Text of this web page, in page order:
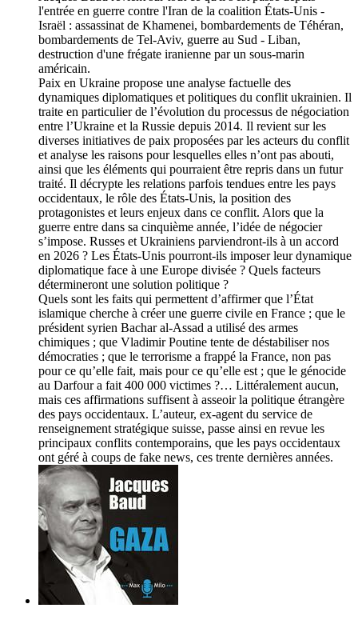
l'entrée en guerre contre l'Iran de la coalition États-Unis -
Israël : assassinat de Khamenei, bombardements de Téhéran,
bombardements de Tel-Aviv, guerre au Sud - Liban,
destruction d'une frégate iranienne par un sous-marin
américain.
Paix en Ukraine propose une analyse factuelle des
dynamiques diplomatiques et politiques du conflit ukrainien. Il
traite en particulier de l’évolution du processus de négociation
entre l’Ukraine et la Russie depuis 2014. Il revient sur les
diverses initiatives de paix proposées par les acteurs du conflit
et analyse les raisons pour lesquelles elles n’ont pas abouti,
ainsi que les éléments qui pourraient être repris dans un futur
traité. Il décrypte les relations parfois tendues entre les pays
occidentaux, le rôle des États-Unis, la position des
protagonistes et leurs enjeux dans ce conflit. Alors que la
guerre entre dans sa cinquième année, l’idée de négocier
s’impose. Russes et Ukrainiens parviendront-ils à un accord
en 2026 ? Les États-Unis pourront-ils imposer leur dynamique
diplomatique face à une Europe divisée ? Quels facteurs
détermineront une solution politique ?
Quels sont les faits qui permettent d’affirmer que l’État
islamique cherche à créer une guerre civile en France ; que le
président syrien Bachar al-Assad a utilisé des armes
chimiques ; que Vladimir Poutine tente de déstabiliser nos
démocraties ; que le terrorisme a frappé la France, non pas
pour ce qu’elle fait, mais pour ce qu’elle est ; que le génocide
au Darfour a fait 400 000 victimes ?… Littéralement aucun,
mais ces affirmations suffisent à asseoir la politique étrangère
des pays occidentaux. L’auteur, ex-agent du service de
renseignement stratégique suisse, passe ainsi en revue les
principaux conflits contemporains, que les pays occidentaux
ont géré à coups de fake news, ces trente dernières années.